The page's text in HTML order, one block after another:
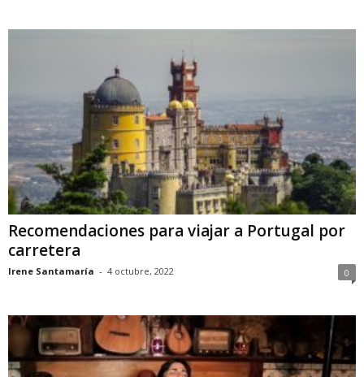
Recomendaciones para viajar a Portugal por
carretera
Irene Santamaría - 4 octubre, 2022 0